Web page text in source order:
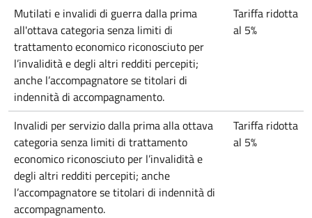
Mutilati e invalidi di guerra dalla prima
all'ottava categoria senza limiti di
trattamento economico riconosciuto per
l’invalidità e degli altri redditi percepiti;
anche l’accompagnatore se titolari di
indennità di accompagnamento.
Tariffa ridotta
al 5%
Invalidi per servizio dalla prima alla ottava
categoria senza limiti di trattamento
economico riconosciuto per l’invalidità e
degli altri redditi percepiti; anche
l’accompagnatore se titolari di indennità di
accompagnamento.
Tariffa ridotta
al 5%